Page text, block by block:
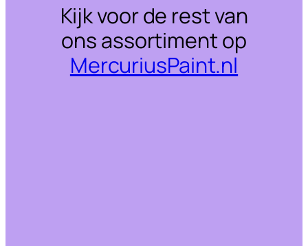
Kijk voor de rest van
ons assortiment op
MercuriusPaint.nl